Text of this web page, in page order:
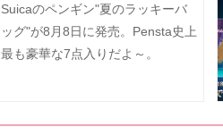
Suicaのペンギン"夏のラッキーバ
ッグ"が8月8日に発売。Pensta史上
最も豪華な7点入りだよ～。